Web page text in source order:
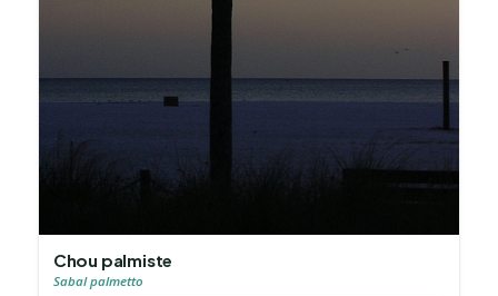
Chou palmiste
Sabal palmetto